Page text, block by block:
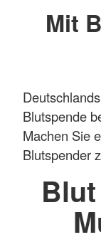
Mit
Blutspende
Machen Sie
Blutspender